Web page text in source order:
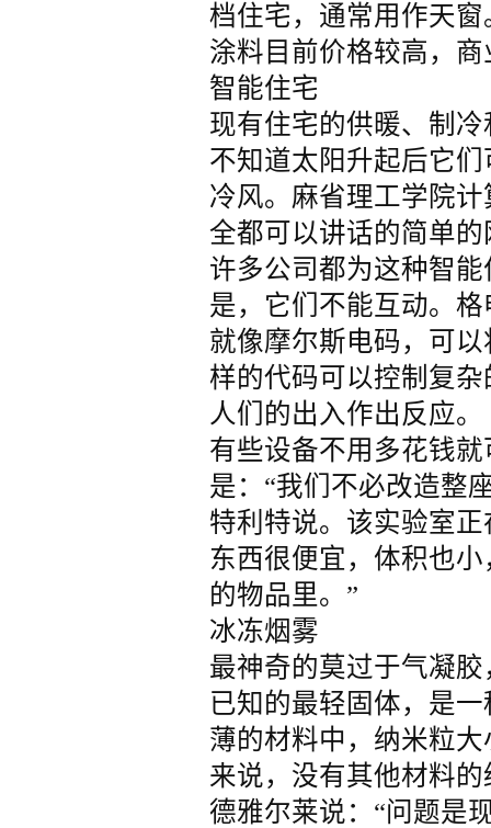
档住宅，通常用作天窗
涂料目前价格较高，
智能住宅
现有住宅的供暖、制
不知道太阳升起后它
冷风。麻省理工学院
全都可以讲话的简单
许多公司都为这种智
是，它们不能互动。
就像摩尔斯电码，可
样的代码可以控制复
人们的出入作出反应。
有些设备不用多花钱
是：“我们不必改造整
特利特说。该实验室
东西很便宜，体积也
的物品里。”
冰冻烟雾
最神奇的莫过于气凝
已知的最轻固体，是
薄的材料中，纳米粒
来说，没有其他材料
德雅尔莱说：“问题是